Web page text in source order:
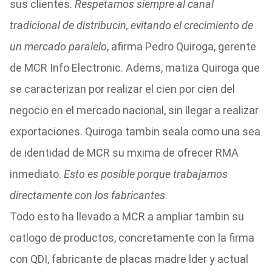
sus clientes. Respetamos siempre al canal
tradicional de distribucin, evitando el crecimiento de
un mercado paralelo, afirma Pedro Quiroga, gerente
de MCR Info Electronic. Adems, matiza Quiroga que
se caracterizan por realizar el cien por cien del
negocio en el mercado nacional, sin llegar a realizar
exportaciones. Quiroga tambin seala como una sea
de identidad de MCR su mxima de ofrecer RMA
inmediato. Esto es posible porque trabajamos
directamente con los fabricantes.
Todo esto ha llevado a MCR a ampliar tambin su
catlogo de productos, concretamente con la firma
con QDI, fabricante de placas madre lder y actual